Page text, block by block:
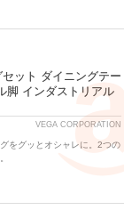
ット ダイニングテー
脚 インダストリアル
VEGA CORPORATION
をグッとオシャレに。2つの